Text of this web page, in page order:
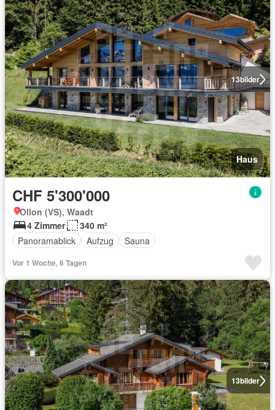
13bilder
Haus
CHF 5'300'000
Ollon (VS), Waadt
4 Zimmer
340 m²
Panoramablick
Aufzug Sauna
Vor 1 Woche, 6 Tagen
13bilder